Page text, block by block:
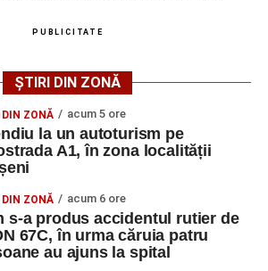
s-a produs accidentul, în cadrul unui
din culpă.
ne ca sursă preferată
ne pe Google News
Sebeș
PUBLICITATE
ȘTIRI DIN ZONĂ
ZONĂ acum 5 ore
la un autoturism pe
A1, în zona localității
ZONĂ acum 6 ore
s-a produs accidentul rutier de
67C, în urma căruia patru
au ajuns la spital